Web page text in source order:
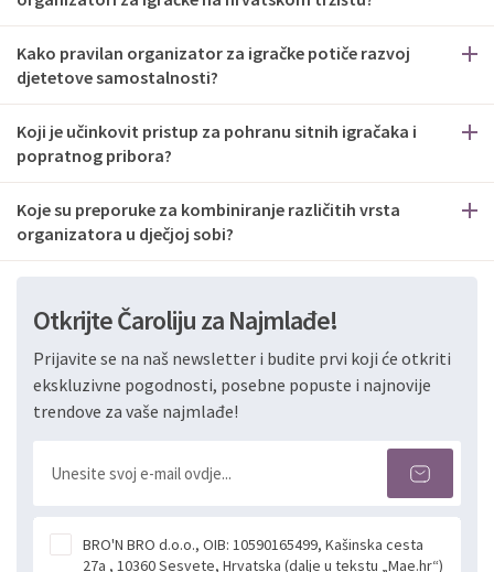
Kako pravilan organizator za igračke potiče razvoj
djetetove samostalnosti?
Koji je učinkovit pristup za pohranu sitnih igračaka i
popratnog pribora?
Koje su preporuke za kombiniranje različitih vrsta
organizatora u dječjoj sobi?
Otkrijte Čaroliju za Najmlađe!
Prijavite se na naš newsletter i budite prvi koji će otkriti
ekskluzivne pogodnosti, posebne popuste i najnovije
trendove za vaše najmlađe!
BRO'N BRO d.o.o., OIB: 10590165499, Kašinska cesta
27a , 10360 Sesvete, Hrvatska (dalje u tekstu „Mae.hr“)